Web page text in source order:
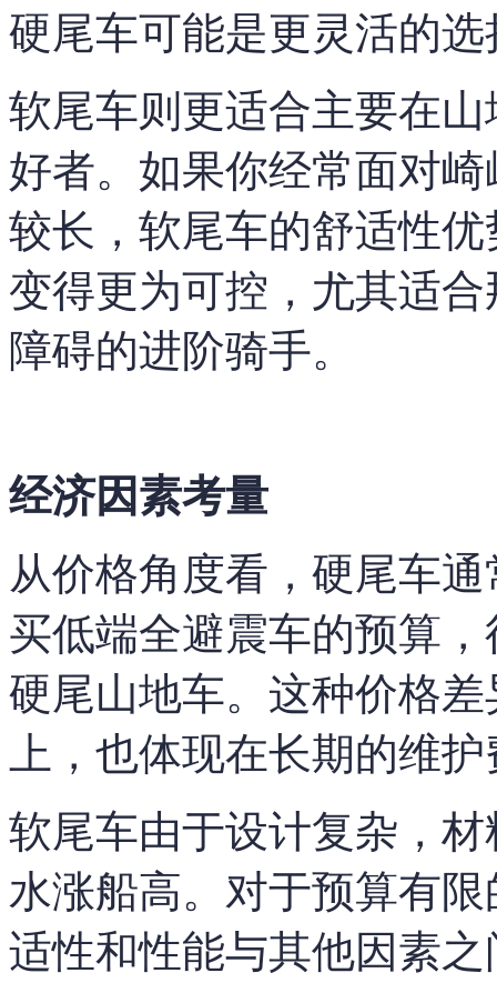
硬尾车可能是更灵活的选
软尾车则更适合主要在
好者。如果你经常面对
较长，软尾车的舒适性
变得更为可控，尤其适
障碍的进阶骑手。
经济因素考量
从价格角度看，硬尾车
买低端全避震车的预算
硬尾山地车。这种价格
上，也体现在长期的维
软尾车由于设计复杂，
水涨船高。对于预算有
适性和性能与其他因素